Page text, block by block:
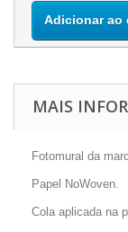
Adicionar ao
MAIS
Fotomural da
Papel NoWoven.
Cola aplicada na